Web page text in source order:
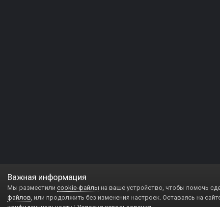
Важная информация
Мы разместили cookie-файлы на ваше устройство, чтобы помочь
файлов, или продолжить без изменения настроек. Оставаясь на